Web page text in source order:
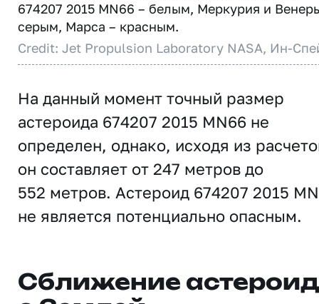
674207 2015 MN66 – белым, Меркурия и
серым, Марса – красным.
Credit: Jet Propulsion Laboratory NASA, Ин-
На данный момент точный размер
астероида 674207 2015 MN66 не
определен, однако, исходя из
он составляет от 247 метров до
552 метров. Астероид 674207 2015
не является потенциально опасным.
Сближение